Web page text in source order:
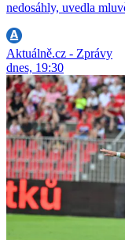
nedosáhly, uvedla
Aktuálně.cz - Zprávy
dnes, 19:30